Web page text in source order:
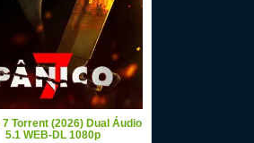
7 Torrent (2026) Dual Áudio
5.1 WEB-DL 1080p